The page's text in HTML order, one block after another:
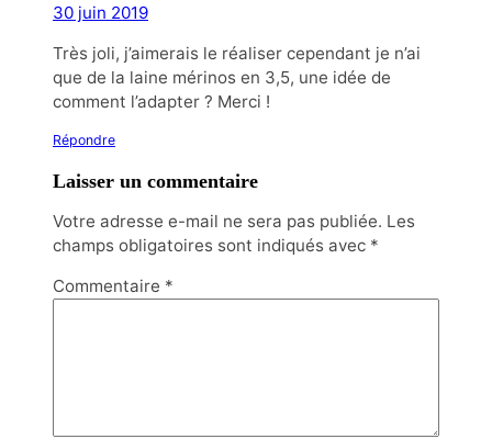
30 juin 2019
Très joli, j’aimerais le réaliser cependant je n’ai
que de la laine mérinos en 3,5, une idée de
comment l’adapter ? Merci !
Répondre
Laisser un commentaire
Votre adresse e-mail ne sera pas publiée. Les
champs obligatoires sont indiqués avec *
Commentaire *